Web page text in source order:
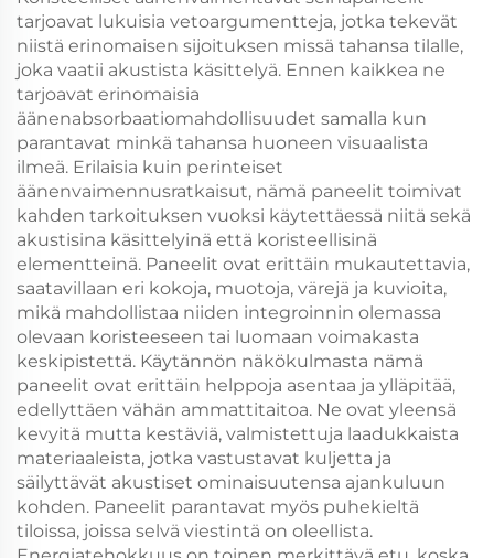
tarjoavat lukuisia vetoargumentteja, jotka tekevät
niistä erinomaisen sijoituksen missä tahansa tilalle,
joka vaatii akustista käsittelyä. Ennen kaikkea ne
tarjoavat erinomaisia
äänenabsorbaatiomahdollisuudet samalla kun
parantavat minkä tahansa huoneen visuaalista
ilmeä. Erilaisia kuin perinteiset
äänenvaimennusratkaisut, nämä paneelit toimivat
kahden tarkoituksen vuoksi käytettäessä niitä sekä
akustisina käsittelyinä että koristeellisinä
elementteinä. Paneelit ovat erittäin mukautettavia,
saatavillaan eri kokoja, muotoja, värejä ja kuvioita,
mikä mahdollistaa niiden integroinnin olemassa
olevaan koristeeseen tai luomaan voimakasta
keskipistettä. Käytännön näkökulmasta nämä
paneelit ovat erittäin helppoja asentaa ja ylläpitää,
edellyttäen vähän ammattitaitoa. Ne ovat yleensä
kevyitä mutta kestäviä, valmistettuja laadukkaista
materiaaleista, jotka vastustavat kuljetta ja
säilyttävät akustiset ominaisuutensa ajankuluun
kohden. Paneelit parantavat myös puhekieltä
tiloissa, joissa selvä viestintä on oleellista.